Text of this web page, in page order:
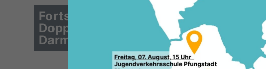
Fortschreibung des
Doppelangeboten zwischen der
Darmstädter Berufsschulen